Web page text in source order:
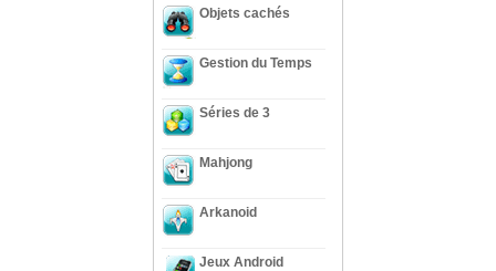
Objets cachés
Gestion du Temps
Séries de 3
Mahjong
Arkanoid
Jeux Android